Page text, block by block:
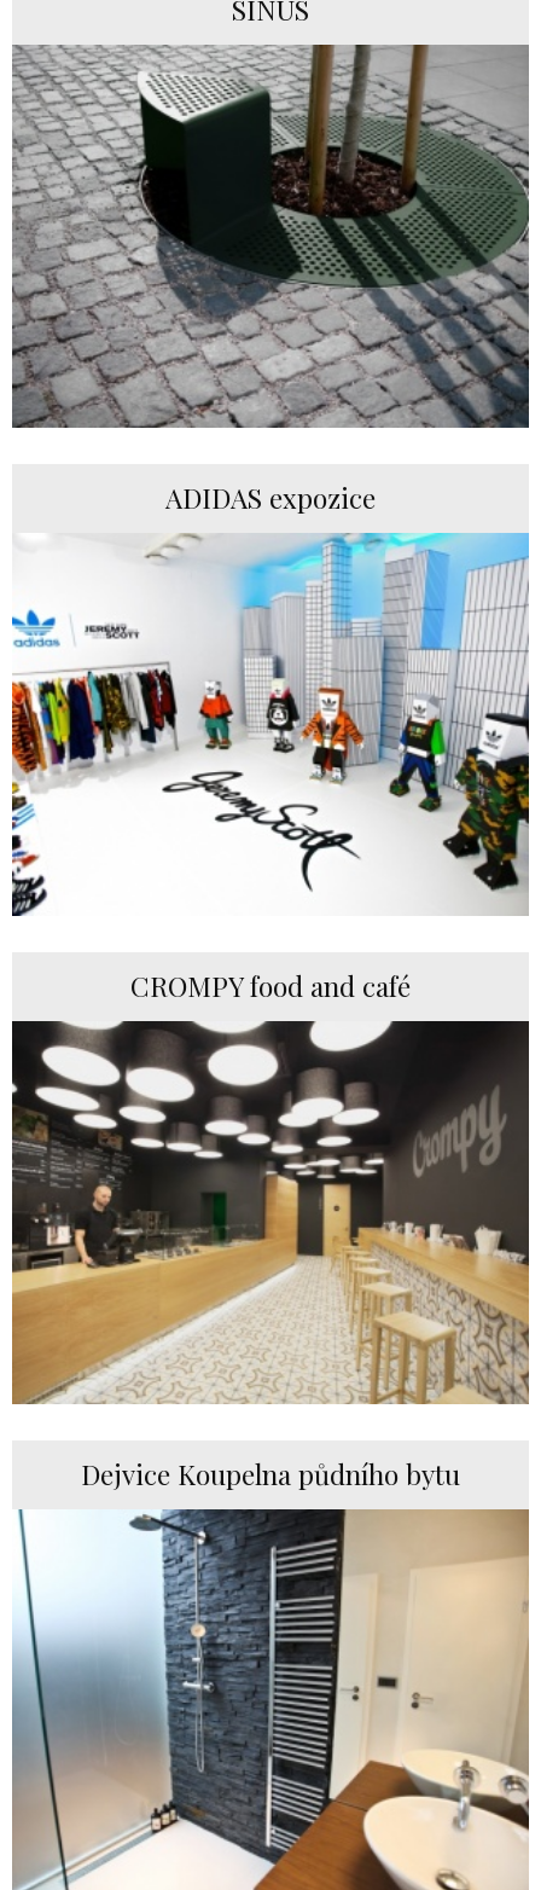
SINUS
ADIDAS expozice
CROMPY food and café
Dejvice Koupelna půdního bytu